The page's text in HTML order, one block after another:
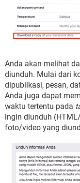
Anda akan melihat
diunduh. Mulai dari
dipublikasi, pesan,
Anda juga dapat
waktu tertentu pada
ingin diunduh
foto/video yang